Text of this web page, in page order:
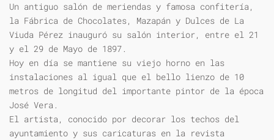
Un antiguo salón de meriendas y famosa confitería,
la Fábrica de Chocolates, Mazapán y Dulces de La
Viuda Pérez inauguró su salón interior, entre el 21
y el 29 de Mayo de 1897.
Hoy en día se mantiene su viejo horno en las
instalaciones al igual que el bello lienzo de 10
metros de longitud del importante pintor de la época
José Vera.
El artista, conocido por decorar los techos del
ayuntamiento y sus caricaturas en la revista